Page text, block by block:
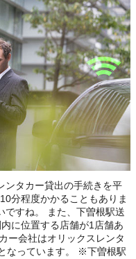
ンタカー貸出の手続きを平
分程度かかることもありま
ですね。 また、下曽根駅送
に位置する店舗が1店舗あ
ー会社はオリックスレンタ
なっています。 ※下曽根駅